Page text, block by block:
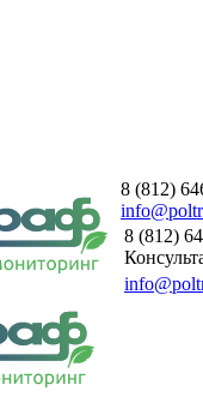
8 (812)
8 (812)